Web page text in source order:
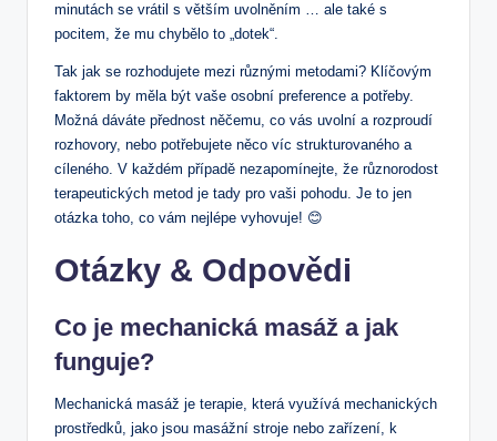
minutách se vrátil s větším uvolněním …‌ ale‍ také s
pocitem, že mu chybělo to „dotek“.
Tak jak ⁢se rozhodujete​ mezi různými ‌metodami? Klíčovým
faktorem by měla být vaše osobní ​preference a potřeby.
Možná dáváte přednost něčemu, co vás ‍uvolní a⁣ rozproudí‍
rozhovory, ‌nebo potřebujete něco víc strukturovaného a
⁣cíleného. V každém případě nezapomínejte, že různorodost
terapeutických metod je tady‍ pro ‌vaši pohodu. Je to jen
otázka toho, co ⁢vám nejlépe ‍vyhovuje!⁣ 😊
Otázky ⁣& Odpovědi
Co ⁤je mechanická ⁣masáž a jak
funguje?
Mechanická masáž je terapie, která ⁣využívá mechanických
prostředků, jako ⁣jsou masážní stroje nebo zařízení, k